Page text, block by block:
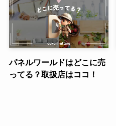
パネルワールドはどこに売
ってる？取扱店はココ！